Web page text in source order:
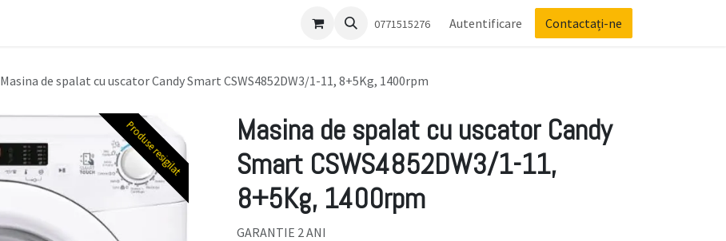
0771515276 Autentificare Contactați-ne
Masina de spalat cu uscator Candy Smart CSWS4852DW3/1-11, 8+5Kg, 1400rpm
Produse resigilat
Produse resigilat
Masina de spalat cu uscator Candy
Smart CSWS4852DW3/1-11,
8+5Kg, 1400rpm
GARANTIE 2 ANI